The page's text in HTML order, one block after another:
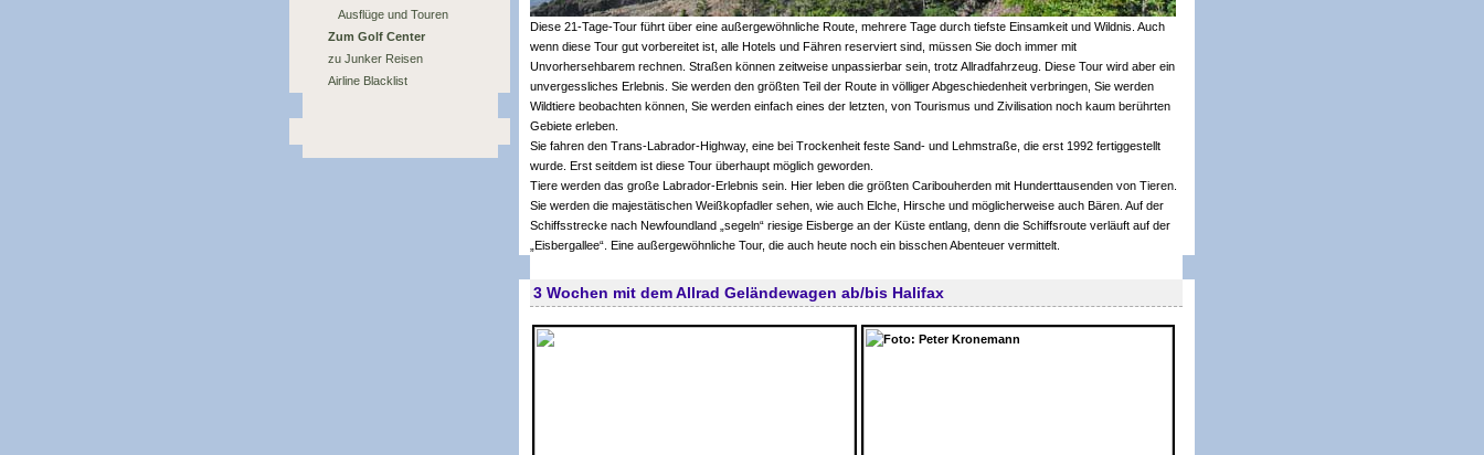
Ausflüge und Touren
Zum Golf Center
zu Junker Reisen
Airline Blacklist
Diese 21-Tage-Tour führt über eine außergewöhnliche Route, mehrere Tage durch tiefste Einsamkeit und Wildnis. Auch
wenn diese Tour gut vorbereitet ist, alle Hotels und Fähren reserviert sind, müssen Sie doch immer mit
Unvorhersehbarem rechnen. Straßen können zeitweise unpassierbar sein, trotz Allradfahrzeug. Diese Tour wird aber ein
unvergessliches Erlebnis. Sie werden den größten Teil der Route in völliger Abgeschiedenheit verbringen, Sie werden
Wildtiere beobachten können, Sie werden einfach eines der letzten, von Tourismus und Zivilisation noch kaum berührten
Gebiete erleben.
Sie fahren den Trans-Labrador-Highway, eine bei Trockenheit feste Sand- und Lehmstraße, die erst 1992 fertiggestellt
wurde. Erst seitdem ist diese Tour überhaupt möglich geworden.
Tiere werden das große Labrador-Erlebnis sein. Hier leben die größten Caribouherden mit Hunderttausenden von Tieren.
Sie werden die majestätischen Weißkopfadler sehen, wie auch Elche, Hirsche und möglicherweise auch Bären. Auf der
Schiffsstrecke nach Newfoundland „segeln“ riesige Eisberge an der Küste entlang, denn die Schiffsroute verläuft auf der
„Eisbergallee“. Eine außergewöhnliche Tour, die auch heute noch ein bisschen Abenteuer vermittelt.
3 Wochen mit dem Allrad Geländewagen ab/bis Halifax